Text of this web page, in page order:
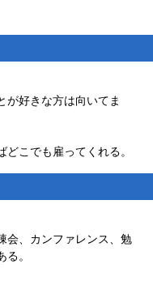
好きな方は向いてま
こでも雇ってくれる。
会、カンファレンス、勉
。